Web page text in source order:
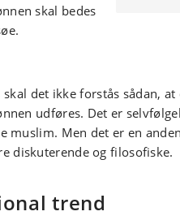
skal bedes
det ikke forstås sådan,
udføres. Det er
muslim. Men det er en
diskuterende og filosofiske.
trend